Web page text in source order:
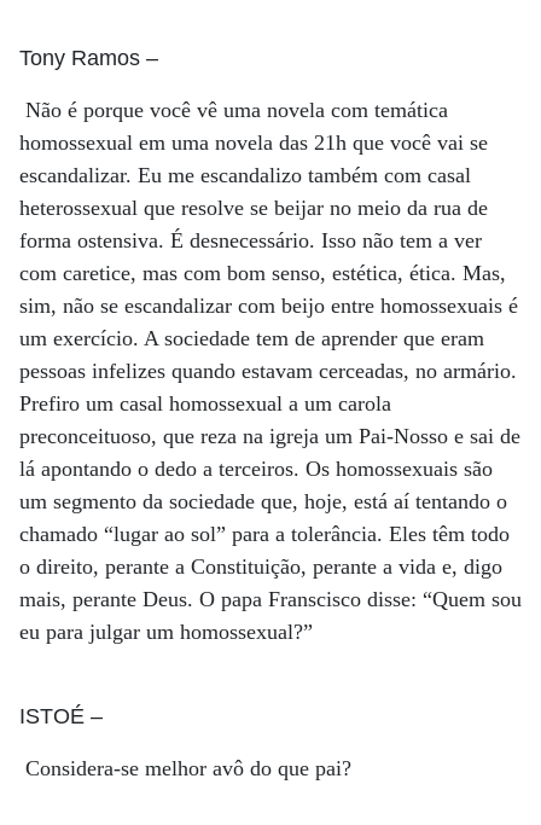
Tony Ramos –
Não é porque você vê uma novela com temática
homossexual em uma novela das 21h que você vai se
escandalizar. Eu me escandalizo também com casal
heterossexual que resolve se beijar no meio da rua de
forma ostensiva. É desnecessário. Isso não tem a ver
com caretice, mas com bom senso, estética, ética. Mas,
sim, não se escandalizar com beijo entre homossexuais é
um exercício. A sociedade tem de aprender que eram
pessoas infelizes quando estavam cerceadas, no armário.
Prefiro um casal homossexual a um carola
preconceituoso, que reza na igreja um Pai-Nosso e sai de
lá apontando o dedo a terceiros. Os homossexuais são
um segmento da sociedade que, hoje, está aí tentando o
chamado “lugar ao sol” para a tolerância. Eles têm todo
o direito, perante a Constituição, perante a vida e, digo
mais, perante Deus. O papa Franscisco disse: “Quem sou
eu para julgar um homossexual?”
ISTOÉ –
Considera-se melhor avô do que pai?